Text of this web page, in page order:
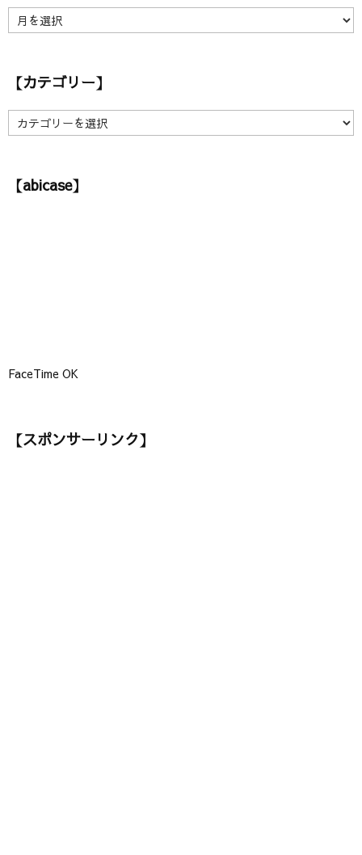
ア
イ
】
【カテゴリー】
【
カ
リ【abicase】
FaceTime OK
【スポンサーリンク】